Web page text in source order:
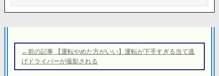
稿
ナ
←前の記事 【運転やめた方がいい】運転が下手すぎる当て逃
げドライバーが撮影される